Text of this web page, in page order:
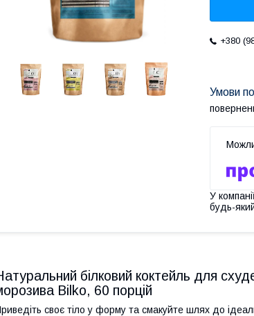
+380
У
будь-
білковий коктейль для
Bilko, 60 порцій
своє тіло у форму та смакуйте шлях до